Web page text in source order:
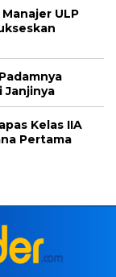
ULP
Janjinya
Kelas IIA
Pertama